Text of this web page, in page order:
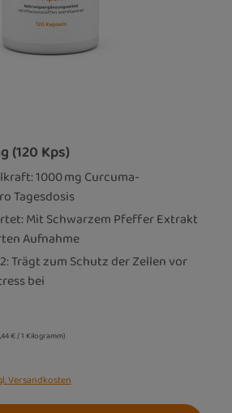
(120 Kps)
1000 mg Curcuma-
Tagesdosis
Mit Schwarzem Pfeffer Extrakt
Aufnahme
Trägt zum Schutz der Zellen vor
bei
€ / 1 Kilogramm)
Versandkosten